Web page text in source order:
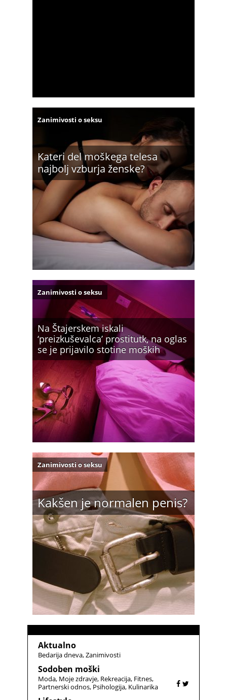
Kateri del moškega telesa
najbolj vzburja ženske?
Zanimivosti o seksu
Na Štajerskem iskali
‘preizkuševalca’ prostitutk, na oglas
se je prijavilo stotine moških
Zanimivosti o seksu
Kakšen je normalen penis?
Zanimivosti o seksu
Aktualno
Bedarija dneva Zanimivosti
Sodoben moški
Moda Moje zdravje Rekreacija Fitnes
Partnerski odnos Psihologija Kulinarika